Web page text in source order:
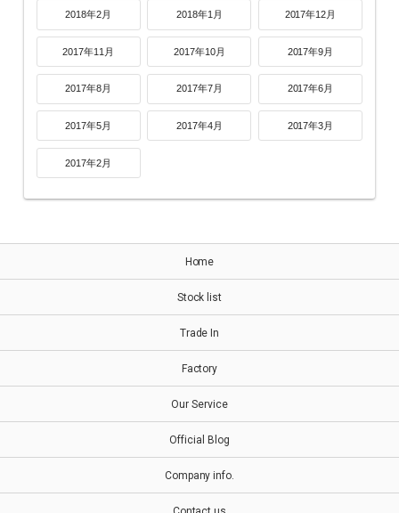
2018年2月 2018年1月 2017年12月
2017年11月 2017年10月 2017年9月
2017年8月 2017年7月 2017年6月
2017年5月 2017年4月 2017年3月
2017年2月
Home
Stock list
Trade In
Factory
Our Service
Official Blog
Company info.